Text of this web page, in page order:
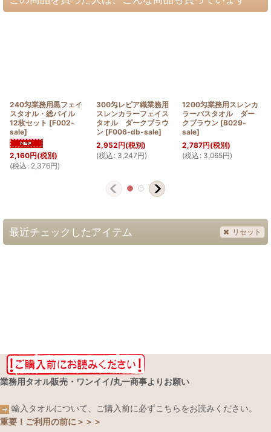
240匁業務用黒フェイ
スタオル・総パイル
12枚セット [F002-
sale]
2,160円(税別)
(税込 : 2,376円)
300匁レピア織業務用
スレンカラーフェイス
タオル ダークブラウ
ン [F006-db-sale]
2,952円(税別)
(税込 : 3,247円)
1200匁業務用スレンカ
ラーバスタオル ダー
クブラウン [B029-
sale]
2,787円(税別)
(税込 : 3,065円)
最近チェックしたアイテム リセット
業務用タオル販売・ワンイイ/丸一商事よりお願い
輸入タオルについて、ご購入前に必ずこちらをお読みください。
重要！ご利用の前に＞＞＞